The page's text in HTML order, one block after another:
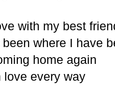
with my best
where I have
home again
love every way